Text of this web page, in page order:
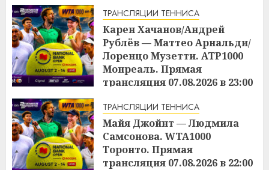
ТРАНСЛЯЦИИ ТЕННИСА
Карен Хачанов/Андрей
Рублёв — Маттео Арнальди/
Лоренцо Музетти. ATP1000
Монреаль. Прямая
трансляция 07.08.2026 в 23:00
ТРАНСЛЯЦИИ ТЕННИСА
Майя Джойнт — Людмила
Самсонова. WTA1000
Торонто. Прямая
трансляция 07.08.2026 в 22:00